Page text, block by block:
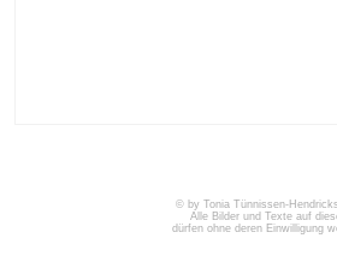
© by Tonia Tünnissen-
Alle Bilder und Texte auf
dürfen ohne deren Einwilligung